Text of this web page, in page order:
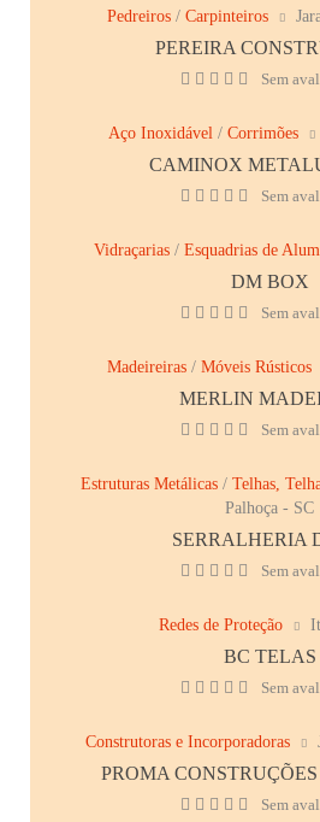
Pedreiros / Carpinteiros
PEREIRA
Sem
Aço Inoxidável / Corrimões
CAMINOX
Sem
Vidraçarias / Esquadrias de
DM BOX
Sem
Madeireiras/ Móveis Rústicos
MERLIN
Sem
Estruturas Metálicas / Telhas,
Palhoça - SC
SERRALHERIA
Sem
Redes de Proteção
BC TELAS
Sem
Construtoras e Incorporadoras
PROMA
Sem